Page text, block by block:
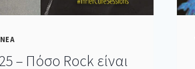
ΝΕΑ
– Πόσο Rock είναι